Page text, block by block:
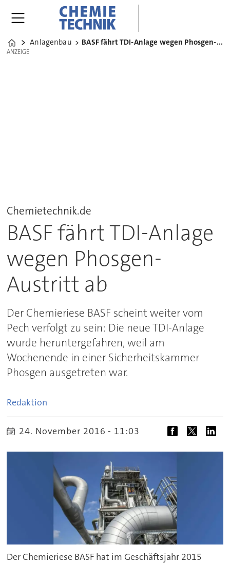
Home
Anlagenbau BASF fährt TDI-Anlage wegen Phosgen-Austritt ab
ANZEIGE
ANZEIGE
Chemietechnik.de
BASF fährt TDI-Anlage
wegen Phosgen-
Austritt ab
Der Chemieriese BASF scheint weiter vom
Pech verfolgt zu sein: Die neue TDI-Anlage
wurde heruntergefahren, weil am
Wochenende in einer Sicherheitskammer
Phosgen ausgetreten war.
Redaktion
24. November 2016 - 11:03
Der Chemieriese BASF hat im Geschäftsjahr 2015